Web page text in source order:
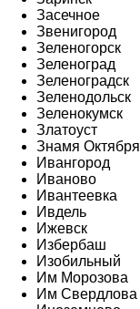
Засечное
Звенигород
Зеленогорск
Зеленоград
Зеленоградск
Зеленодольск
Зеленокумск
Златоуст
Знамя Октября
Ивангород
Иваново
Ивантеевка
Ивдель
Ижевск
Избербаш
Изобильный
Им Морозова
Им Свердлова